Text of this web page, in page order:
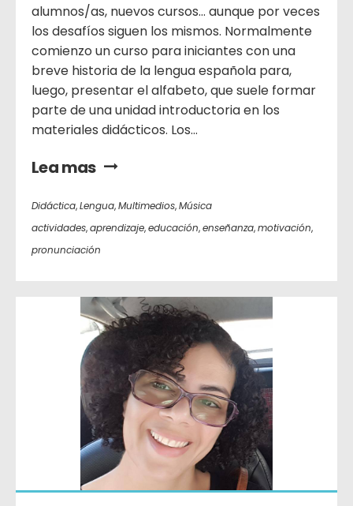
alumnos/as, nuevos cursos… aunque por veces
los desafíos siguen los mismos. Normalmente
comienzo un curso para iniciantes con una
breve historia de la lengua española para,
luego, presentar el alfabeto, que suele formar
parte de una unidad introductoria en los
materiales didácticos. Los...
Lea mas
Didáctica,Lengua,Multimedios,Música
actividades,aprendizaje,educación,enseñanza,motivación,
pronunciación